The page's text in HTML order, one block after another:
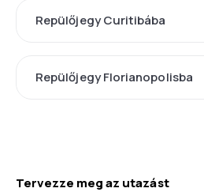
Repülőjegy Curitibába
Repülőjegy Florianopolisba
Tervezze meg az utazást